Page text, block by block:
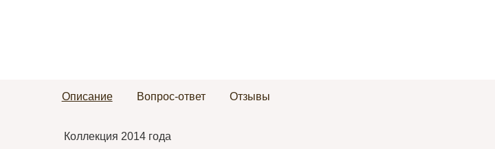
Описание Вопрос-ответ Отзывы
Коллекция 2014 года